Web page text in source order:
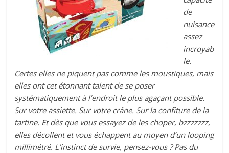
de
nuisance
assez
incroyab
le.
Certes elles ne piquent pas comme les moustiques, mais
elles ont cet étonnant talent de se poser
systématiquement à l’endroit le plus agaçant possible.
Sur votre assiette. Sur votre crâne. Sur la confiture de la
tartine. Et dès que vous essayez de les choper, bzzzzzzz,
elles décollent et vous échappent au moyen d’un looping
millimétré. L’instinct de survie, pensez-vous ? Pas du